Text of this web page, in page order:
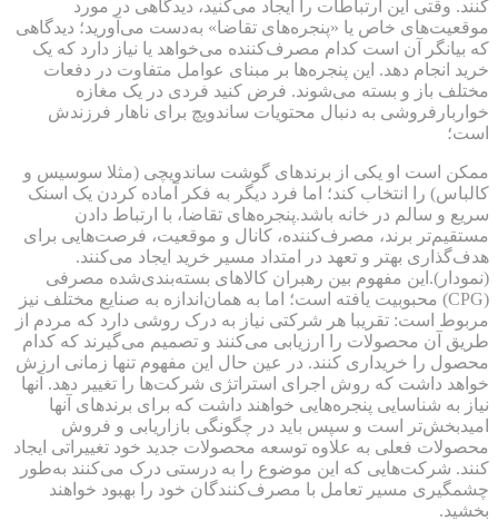
کنند. وقتی این ارتباطات را ایجاد می‌کنید، دیدگاهی در مورد
موقعیت‌های خاص یا «پنجره‌های تقاضا» به‌دست می‌آورید؛ دیدگاهی
که بیانگر آن است کدام مصرف‌کننده می‌خواهد یا نیاز دارد که یک
خرید انجام دهد. این پنجره‌ها بر مبنای عوامل متفاوت در دفعات
مختلف باز و بسته می‌شوند. فرض کنید فردی در یک مغازه
خواربارفروشی به دنبال محتویات ساندویچ برای ناهار فرزندش
است؛
ممکن است او یکی از برندهای گوشت ساندویچی (مثلا سوسیس و
کالباس) را انتخاب کند؛ اما فرد دیگر به فکر آماده کردن یک اسنک
سریع و سالم در خانه باشد.پنجره‌های تقاضا، با ارتباط دادن
مستقیم‌تر برند، مصرف‌کننده، کانال و موقعیت، فرصت‌هایی برای
هدف‌گذاری بهتر و تعهد در امتداد مسیر خرید ایجاد می‌کنند.
(نمودار).این مفهوم بین رهبران کالاهای بسته‌بندی‌شده مصرفی
(CPG) محبوبیت یافته است؛ اما به همان‌اندازه به صنایع مختلف نیز
مربوط است: تقریبا هر شرکتی نیاز به درک روشی دارد که مردم از
طریق آن محصولات را ارزیابی می‌کنند و تصمیم‌ می‌گیرند که کدام
محصول را خریداری کنند. در عین حال این مفهوم تنها زمانی ارزش
خواهد داشت که روش اجرای استراتژی شرکت‌ها را تغییر دهد. آنها
نیاز به شناسایی پنجره‌هایی خواهند داشت که برای برندهای آنها
امیدبخش‌تر است و سپس باید در چگونگی بازاریابی و فروش
محصولات فعلی به علاوه توسعه محصولات جدید خود تغییراتی ایجاد
کنند. شرکت‌هایی که این موضوع را به درستی درک می‌کنند به‌طور
چشمگیری مسیر تعامل با مصرف‌کنندگان خود را بهبود خواهند
بخشید.